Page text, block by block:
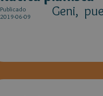
Publicado
2019-06-09
Geni,